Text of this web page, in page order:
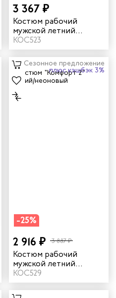
3 367 ₽
Костюм рабочий
мужской летний
"Комфорт 1" цвет
оранжевый/серый
КОС523
Сезонное предложение
плюс кэшбэк 3%
-25%
2 916 ₽ 3 887 ₽
Костюм рабочий
мужской летний
"Комфорт 2" неоновый/
темно-синий
КОС529